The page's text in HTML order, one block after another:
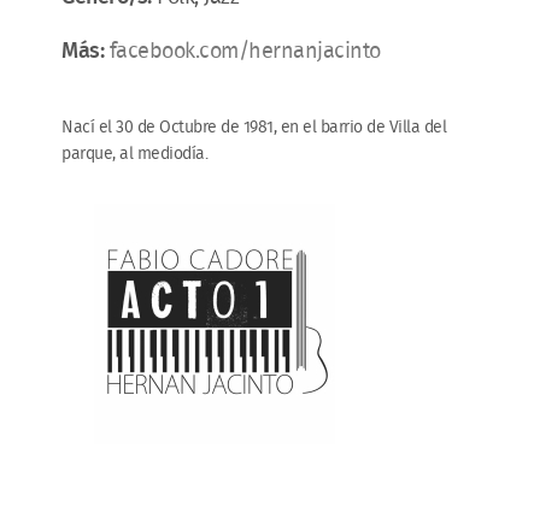
Más:facebook.com/hernanjacinto
Nací el 30 de Octubre de 1981, en el barrio de Villa del
parque, al mediodía.